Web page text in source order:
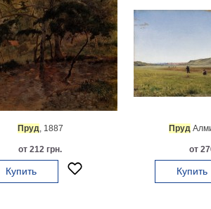
Пруд, 1887
от 212 грн.
Купить
Пруд
от
Купить